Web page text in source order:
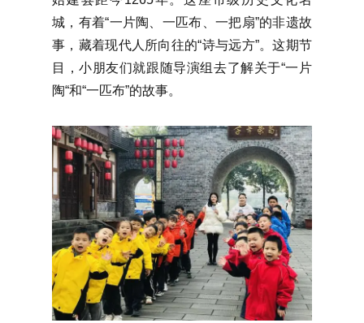
城，有着“一片陶、一匹布、一把扇”的非遗故
事，藏着现代人所向往的“诗与远方”。这期节
目，小朋友们就跟随导演组去了解关于“一片
陶“和“一匹布”的故事。